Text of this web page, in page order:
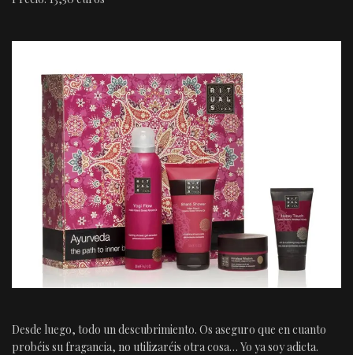
Desde luego, todo un descubrimiento. Os aseguro que en cuanto
probéis su fragancia, no utilizaréis otra cosa… Yo ya soy adicta.